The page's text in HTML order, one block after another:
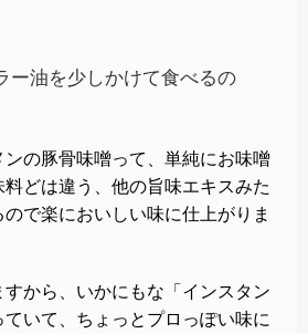
ー油を少しかけて食べるの
の豚骨味噌って、単純にお味噌
どは違う、他の旨味エキスみた
で楽においしい味に仕上がりま
から、いかにもな「インスタン
ていて、ちょっとプロっぽい味に